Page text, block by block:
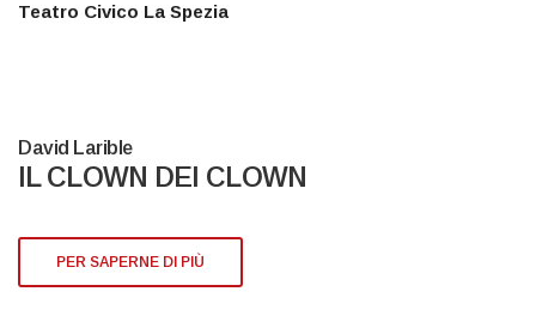
Teatro Civico La Spezia
David Larible
IL CLOWN DEI CLOWN
PER SAPERNE DI PIÙ